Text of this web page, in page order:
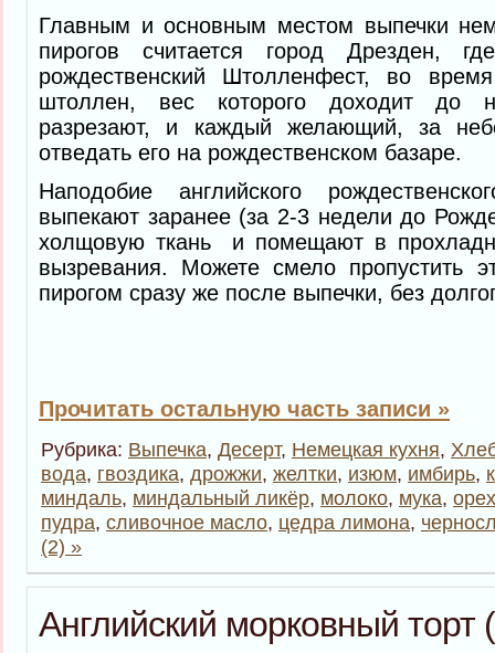
Главным и основным местом выпечки
пирогов считается город Дрезден,
рождественский Штолленфест, во время
штоллен, вес которого доходит до
разрезают, и каждый желающий, за
отведать его на рождественском базаре.
Наподобие английского
выпекают заранее (за 2-3 недели до
холщовую ткань и помещают в
вызревания. Можете смело пропустить
пирогом сразу же после выпечки, без
Прочитать остальную часть записи »
Рубрика: Выпечка, Десерт, Немецкая кухня,
вода, гвоздика, дрожжи, желтки, изюм, имбирь,
миндаль, миндальный ликёр, молоко, мука,
пудра, сливочное масло, цедра лимона,
(2) »
Английский морковный торт